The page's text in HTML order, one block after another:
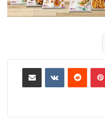
بينتيريست
مشاركة عبر البريد